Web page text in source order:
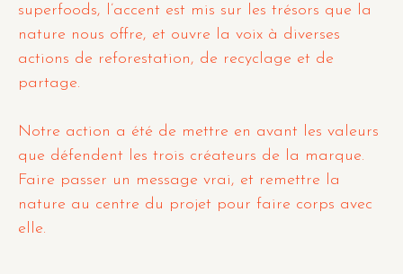
superfoods, l’accent est mis sur les trésors que la
nature nous offre, et ouvre la voix à diverses
actions de reforestation, de recyclage et de
partage.
Notre action a été de mettre en avant les valeurs
que défendent les trois créateurs de la marque.
Faire passer un message vrai, et remettre la
nature au centre du projet pour faire corps avec
elle.